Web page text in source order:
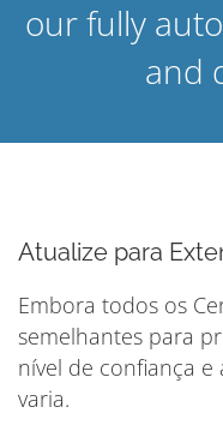
our fully
and
Atualize para
Embora todos os
semelhantes para
nível de confiança
varia.